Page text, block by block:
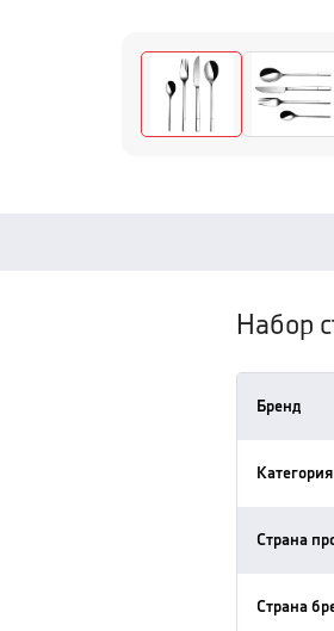
Набор
Бренд
Категория
Страна
Страна